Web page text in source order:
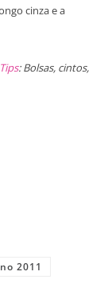
cinza e a
: Bolsas, cintos,
2011